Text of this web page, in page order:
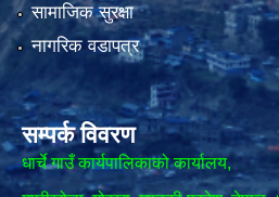
सामाजिक सुरक्षा
नागरिक वडापत्र
सम्पर्क विवरण
धार्चे गाउँ कार्यपालिकाको कार्यालय,